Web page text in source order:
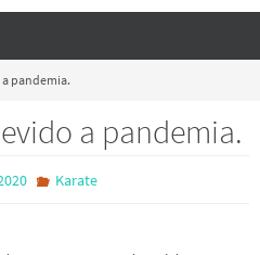
pandemia.
a pandemia.
Karate